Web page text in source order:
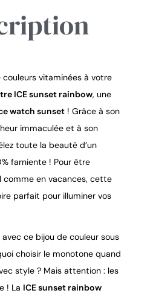
vitaminées à votre
ICE sunset rainbow, une
watch sunset ! Grâce à son
immaculée et à son
toute la beauté d’un
farniente ! Pour être
comme en vacances, cette
parfait pour illuminer vos
ce bijou de couleur sous
choisir le monotone quand
style ? Mais attention : les
! La ICE sunset rainbow